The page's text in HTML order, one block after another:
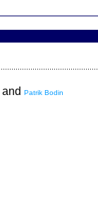
and Patrik Bodin